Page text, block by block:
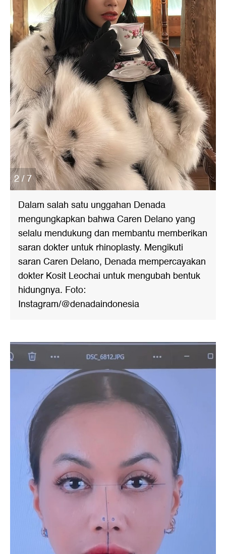
2 / 7
Dalam salah satu unggahan Denada
mengungkapkan bahwa Caren Delano yang
selalu mendukung dan membantu memberikan
saran dokter untuk rhinoplasty. Mengikuti
saran Caren Delano, Denada mempercayakan
dokter Kosit Leochai untuk mengubah bentuk
hidungnya. Foto:
Instagram/@denadaindonesia